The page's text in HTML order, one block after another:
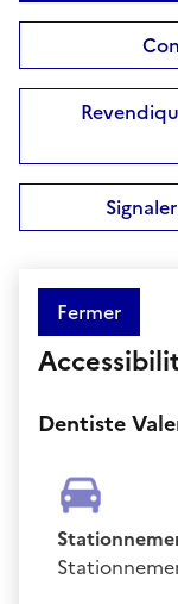
Fermer
Dentiste